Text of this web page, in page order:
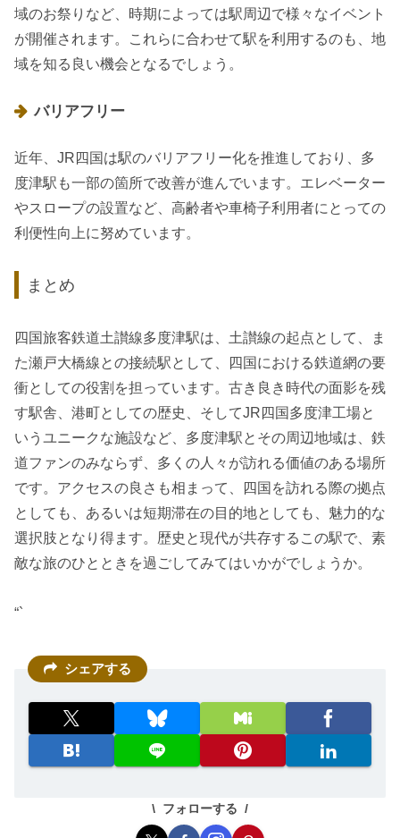
域のお祭りなど、時期によっては駅周辺で様々なイベント
が開催されます。これらに合わせて駅を利用するのも、地
域を知る良い機会となるでしょう。
バリアフリー
近年、JR四国は駅のバリアフリー化を推進しており、多
度津駅も一部の箇所で改善が進んでいます。エレベーター
やスロープの設置など、高齢者や車椅子利用者にとっての
利便性向上に努めています。
まとめ
四国旅客鉄道土讃線多度津駅は、土讃線の起点として、ま
た瀬戸大橋線との接続駅として、四国における鉄道網の要
衝としての役割を担っています。古き良き時代の面影を残
す駅舎、港町としての歴史、そしてJR四国多度津工場と
いうユニークな施設など、多度津駅とその周辺地域は、鉄
道ファンのみならず、多くの人々が訪れる価値のある場所
です。アクセスの良さも相まって、四国を訪れる際の拠点
としても、あるいは短期滞在の目的地としても、魅力的な
選択肢となり得ます。歴史と現代が共存するこの駅で、素
敵な旅のひとときを過ごしてみてはいかがでしょうか。
“`
シェアする
フォローする